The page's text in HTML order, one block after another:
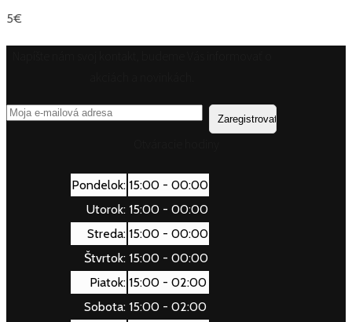
5€
Pondelok: 15:00 - 00:00
Utorok: 15:00 - 00:00
Streda: 15:00 - 00:00
Štvrtok: 15:00 - 00:00
Piatok: 15:00 - 02:00
Sobota: 15:00 - 02:00